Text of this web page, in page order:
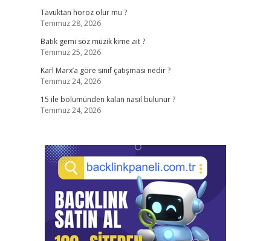
Tavuktan horoz olur mu ?
Temmuz 28, 2026
Batık gemi söz müzik kime ait ?
Temmuz 25, 2026
Karl Marx’a göre sınıf çatışması nedir ?
Temmuz 24, 2026
15 ile bolumünden kalan nasıl bulunur ?
Temmuz 24, 2026